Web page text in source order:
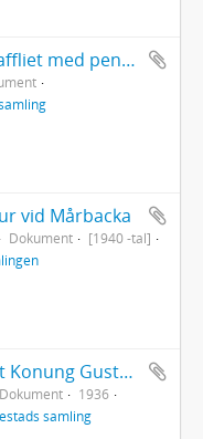
Anna Boberg vid staffliet med pensel och palett redo
vid Mårbacka
Dokument
[1940 -tal]
Bellmansro: H. Maj:t Konung Gustav V besökte Värmlandsutställningen den 6 maj 1936
Dokument
1936
samling